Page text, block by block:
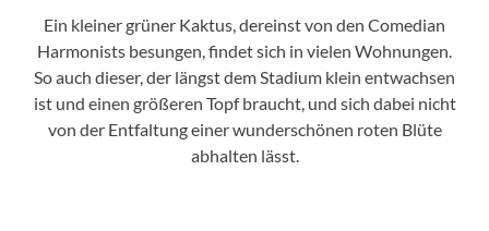
Ein kleiner grüner Kaktus, dereinst von den Comedian
Harmonists besungen, findet sich in vielen Wohnungen.
So auch dieser, der längst dem Stadium klein entwachsen
ist und einen größeren Topf braucht, und sich dabei nicht
von der Entfaltung einer wunderschönen roten Blüte
abhalten lässt.